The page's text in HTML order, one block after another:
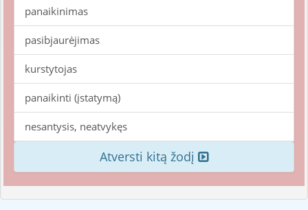
panaikinimas
pasibjaurėjimas
kurstytojas
panaikinti (įstatymą)
nesantysis, neatvykęs
Atversti kitą žodį